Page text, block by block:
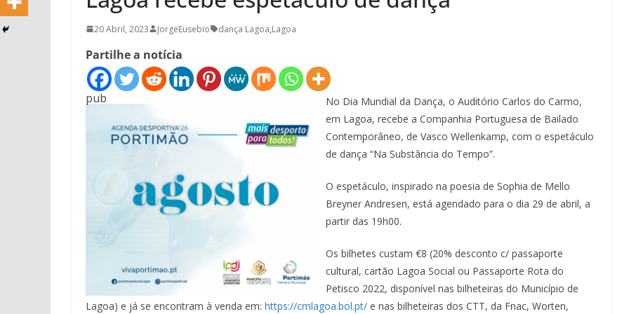
20 Abril, 2023 JorgeEusebio dança Lagoa,Lagoa
Partilhe a notícia
pub
No Dia Mundial da Dança, o Auditório Carlos do Carmo,
em Lagoa, recebe a Companhia Portuguesa de Bailado
Contemporâneo, de Vasco Wellenkamp, com o espetáculo
de dança “Na Substância do Tempo”.
O espetáculo, inspirado na poesia de Sophia de Mello
Breyner Andresen, está agendado para o dia 29 de abril, a
partir das 19h00.
Os bilhetes custam €8 (20% desconto c/ passaporte
cultural, cartão Lagoa Social ou Passaporte Rota do
Petisco 2022, disponível nas bilheteiras do Município de
Lagoa) e já se encontram à venda em: https://cmlagoa.bol.pt/ e nas bilheteiras dos CTT, da Fnac, Worten,